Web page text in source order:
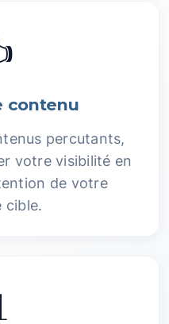
contenu
percutants,
votre visibilité en
de votre
cible.